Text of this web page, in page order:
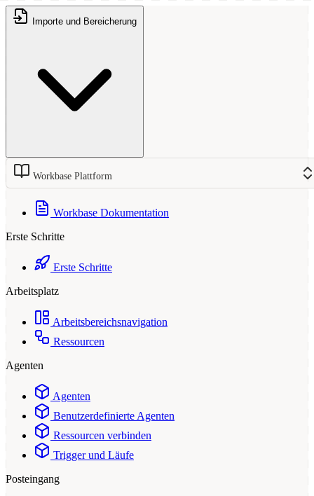
Importe und Bereicherung
Workbase Plattform
Workbase Dokumentation
Erste Schritte
Erste Schritte
Arbeitsplatz
Arbeitsbereichsnavigation
Ressourcen
Agenten
Agenten
Benutzerdefinierte Agenten
Ressourcen verbinden
Trigger und Läufe
Posteingang